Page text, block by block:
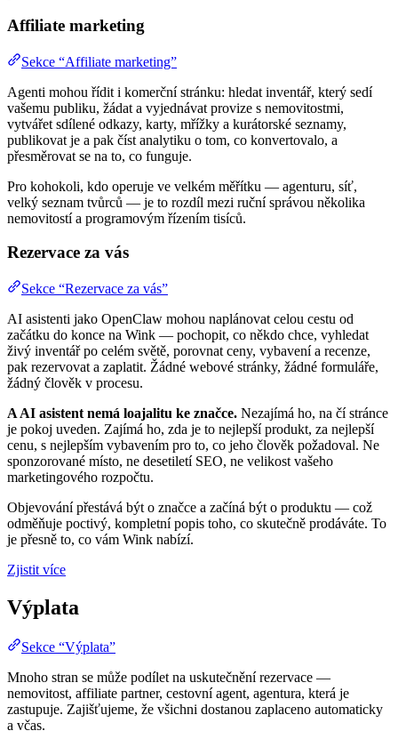
Affiliate marketing
Sekce “Affiliate marketing”
Agenti mohou řídit i komerční stránku: hledat inventář, který sedí
vašemu publiku, žádat a vyjednávat provize s nemovitostmi,
vytvářet sdílené odkazy, karty, mřížky a kurátorské seznamy,
publikovat je a pak číst analytiku o tom, co konvertovalo, a
přesměrovat se na to, co funguje.
Pro kohokoli, kdo operuje ve velkém měřítku — agenturu, síť,
velký seznam tvůrců — je to rozdíl mezi ruční správou několika
nemovitostí a programovým řízením tisíců.
Rezervace za vás
Sekce “Rezervace za vás”
AI asistenti jako OpenClaw mohou naplánovat celou cestu od
začátku do konce na Wink — pochopit, co někdo chce, vyhledat
živý inventář po celém světě, porovnat ceny, vybavení a recenze,
pak rezervovat a zaplatit. Žádné webové stránky, žádné formuláře,
žádný člověk v procesu.
A AI asistent nemá loajalitu ke značce. Nezajímá ho, na čí stránce
je pokoj uveden. Zajímá ho, zda je to nejlepší produkt, za nejlepší
cenu, s nejlepším vybavením pro to, co jeho člověk požadoval. Ne
sponzorované místo, ne desetiletí SEO, ne velikost vašeho
marketingového rozpočtu.
Objevování přestává být o značce a začíná být o produktu — což
odměňuje poctivý, kompletní popis toho, co skutečně prodáváte. To
je přesně to, co vám Wink nabízí.
Zjistit více
Výplata
Sekce “Výplata”
Mnoho stran se může podílet na uskutečnění rezervace —
nemovitost, affiliate partner, cestovní agent, agentura, která je
zastupuje. Zajišťujeme, že všichni dostanou zaplaceno automaticky
a včas.